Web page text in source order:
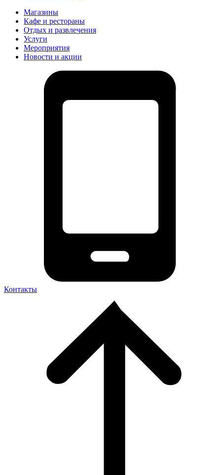
Магазины
Кафе и рестораны
Отдых и развлечения
Услуги
Мероприятия
Новости и акции
Контакты